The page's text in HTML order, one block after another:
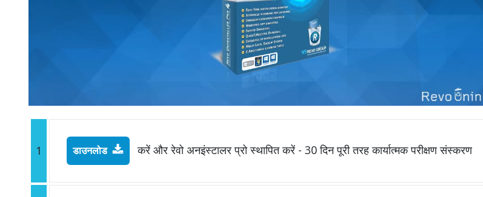
1 डाउनलोड करें और रेवो अनइंस्टालर प्रो स्थापित करें - 30 दिन पूरी तरह कार्यात्मक परीक्षण संस्करण